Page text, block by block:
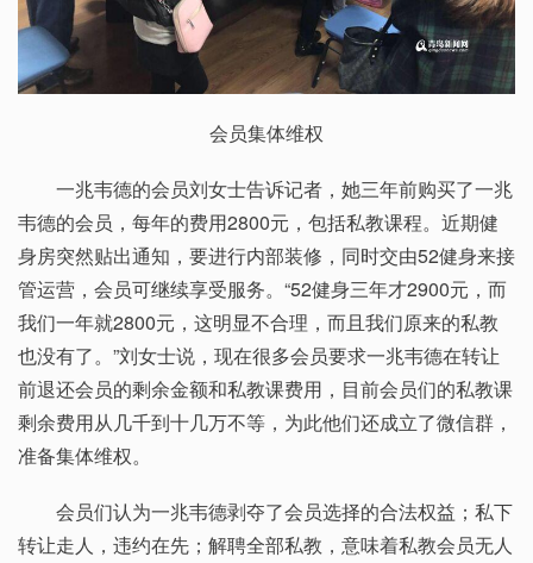
会员集体维权
一兆韦德的会员刘女士告诉记者，她三年前购买了一兆
韦德的会员，每年的费用2800元，包括私教课程。近期健
身房突然贴出通知，要进行内部装修，同时交由52健身来接
管运营，会员可继续享受服务。“52健身三年才2900元，而
我们一年就2800元，这明显不合理，而且我们原来的私教
也没有了。”刘女士说，现在很多会员要求一兆韦德在转让
前退还会员的剩余金额和私教课费用，目前会员们的私教课
剩余费用从几千到十几万不等，为此他们还成立了微信群，
准备集体维权。
会员们认为一兆韦德剥夺了会员选择的合法权益；私下
转让走人，违约在先；解聘全部私教，意味着私教会员无人